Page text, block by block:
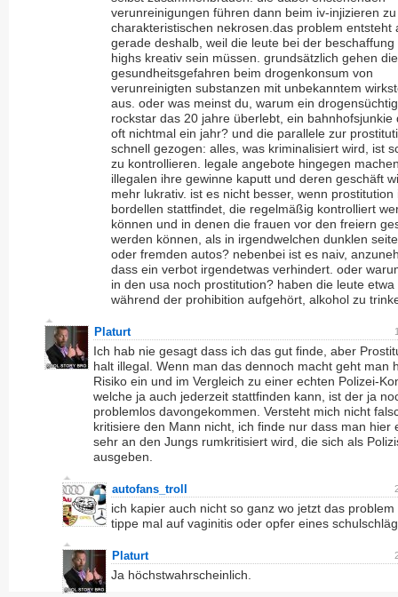
verunreinigungen führen dann beim iv-injizieren
charakteristischen nekrosen.das problem entsteht
gerade deshalb, weil die leute bei der beschaffung
highs kreativ sein müssen. grundsätzlich gehen
gesundheitsgefahren beim drogenkonsum von
verunreinigten substanzen mit unbekanntem
aus. oder was meinst du, warum ein
rockstar das 20 jahre überlebt, ein bahnhofsjunkie
oft nichtmal ein jahr? und die parallele zur
schnell gezogen: alles, was kriminalisiert wird, ist
zu kontrollieren. legale angebote hingegen
illegalen ihre gewinne kaputt und deren geschäft
mehr lukrativ. ist es nicht besser, wenn prostitution
bordellen stattfindet, die regelmäßig kontrolliert
können und in denen die frauen vor den freiern
werden können, als in irgendwelchen dunklen
oder fremden autos? nebenbei ist es naiv,
dass ein verbot irgendetwas verhindert. oder
in den usa noch prostitution? haben die leute etwa
während der prohibition aufgehört, alkohol zu
Platurt
Ich hab nie gesagt dass ich das gut finde, aber
halt illegal. Wenn man das dennoch macht geht man
Risiko ein und im Vergleich zu einer echten Polizei-
welche ja auch jederzeit stattfinden kann, ist der ja
problemlos davongekommen. Versteht mich nicht
kritisiere den Mann nicht, ich finde nur dass man hier
sehr an den Jungs rumkritisiert wird, die sich als
ausgeben.
autofans_troll
ich kapier auch nicht so ganz wo jetzt das problem
tippe mal auf vaginitis oder opfer eines
Platurt
Ja höchstwahrscheinlich.